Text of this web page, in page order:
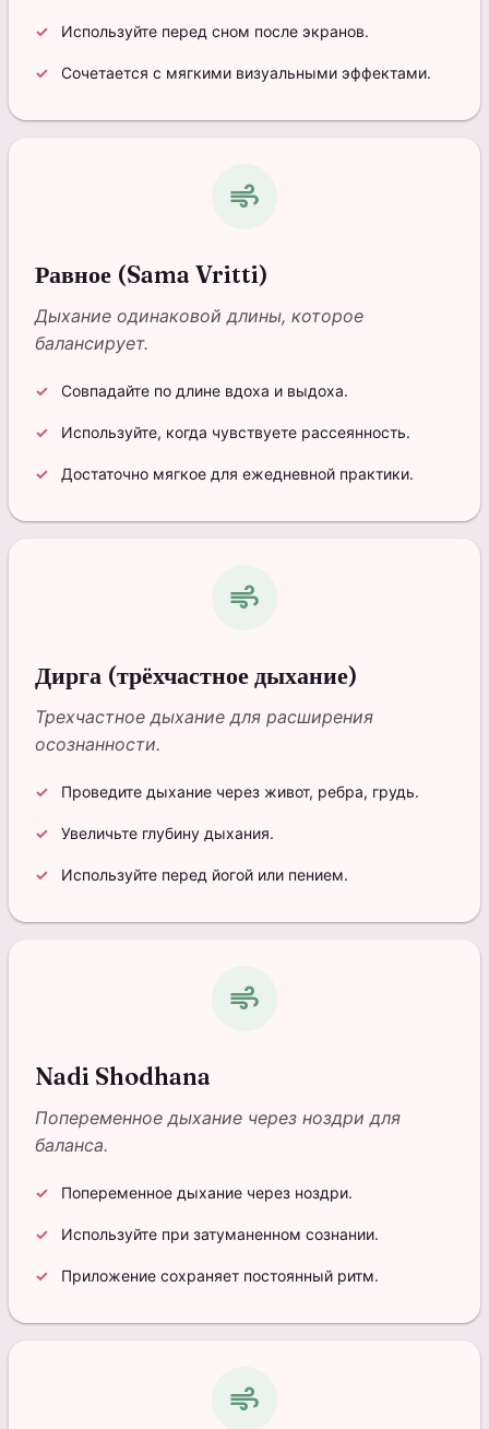
Используйте перед сном после экранов.
Сочетается с мягкими визуальными эффектами.
air
Равное (Sama Vritti)
Дыхание одинаковой длины, которое
балансирует.
Совпадайте по длине вдоха и выдоха.
Используйте, когда чувствуете рассеянность.
Достаточно мягкое для ежедневной практики.
air
Дирга (трёхчастное дыхание)
Трехчастное дыхание для расширения
осознанности.
Проведите дыхание через живот, ребра, грудь.
Увеличьте глубину дыхания.
Используйте перед йогой или пением.
air
Nadi Shodhana
Попеременное дыхание через ноздри для
баланса.
Попеременное дыхание через ноздри.
Используйте при затуманенном сознании.
Приложение сохраняет постоянный ритм.
air